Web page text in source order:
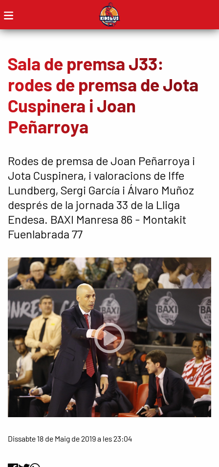
Sala de premsa J33:
rodes de premsa de Jota
Cuspinera i Joan
Peñarroya
Rodes de premsa de Joan Peñarroya i
Jota Cuspinera, i valoracions de Iffe
Lundberg, Sergi García i Álvaro Muñoz
després de la jornada 33 de la Lliga
Endesa. BAXI Manresa 86 - Montakit
Fuenlabrada 77
Dissabte 18 de Maig de 2019 a les 23:04